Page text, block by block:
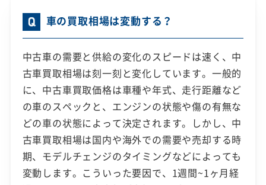
車の買取相場は変動する？
中古車の需要と供給の変化のスピードは速く、中
古車買取相場は刻一刻と変化しています。一般的
に、中古車買取価格は車種や年式、走行距離など
の車のスペックと、エンジンの状態や傷の有無な
どの車の状態によって決定されます。しかし、中
古車買取相場は国内や海外での需要や売却する時
期、モデルチェンジのタイミングなどによっても
変動します。こういった要因で、1週間~1ヶ月経